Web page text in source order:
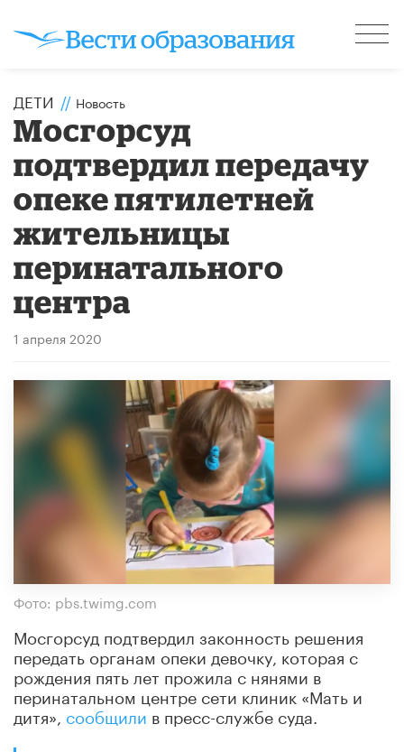
ДЕТИ // Новость
Мосгорсуд
подтвердил передачу
опеке пятилетней
жительницы
перинатального
центра
1 апреля 2020
Фото: pbs.twimg.com
Мосгорсуд подтвердил законность решения
передать органам опеки девочку, которая с
рождения пять лет прожила с нянями в
перинатальном центре сети клиник «Мать и
дитя», сообщилив пресс-службе суда.